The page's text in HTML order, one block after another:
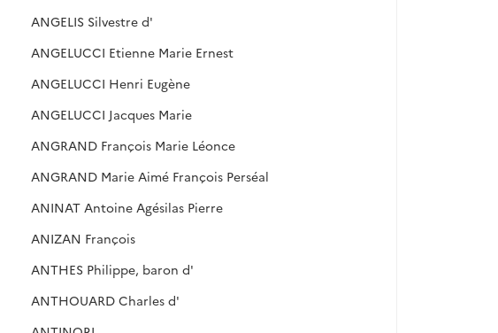
ANGELIS Silvestre d'
ANGELUCCI Etienne Marie Ernest
ANGELUCCI Henri Eugène
ANGELUCCI Jacques Marie
ANGRAND François Marie Léonce
ANGRAND Marie Aimé François Perséal
ANINAT Antoine Agésilas Pierre
ANIZAN François
ANTHES Philippe, baron d'
ANTHOUARD Charles d'